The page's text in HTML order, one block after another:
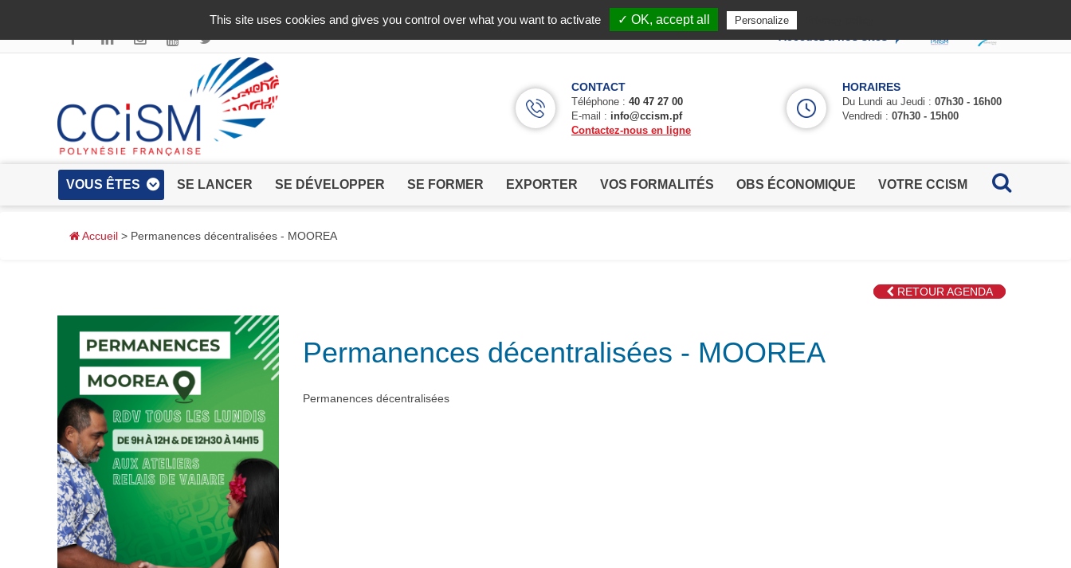
✓ Allow
CONTACT
Téléphone : 40 47 27 00
E-mail : info@ccism.pf
Contactez-nous en ligne
HORAIRES
Du Lundi au Jeudi : 07h30 - 16h00
Vendredi : 07h30 - 15h00
VOUS ÊTES SE LANCER SE DÉVELOPPER SE FORMER EXPORTER VOS FORMALITÉS OBS ÉCONOMIQUE VOTRE CCISM
Accueil > Permanences décentralisées - MOOREA
RETOUR AGENDA
Permanences décentralisées - MOOREA
Permanences décentralisées
This site uses cookies and gives you control over what you want to activate ✓ OK, accept all Personalize